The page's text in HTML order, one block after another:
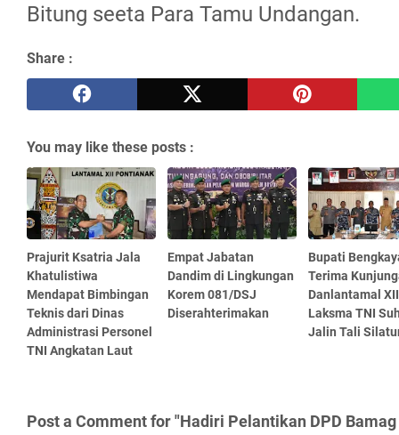
Bitung seeta Para Tamu Undangan.
Share :
You may like these posts :
Prajurit Ksatria Jala
Khatulistiwa
Mendapat Bimbingan
Teknis dari Dinas
Administrasi Personel
TNI Angkatan Laut
Empat Jabatan
Dandim di Lingkungan
Korem 081/DSJ
Diserahterimakan
Bupati
Terima
Danlantamal XII
Laksma TNI
Jalin Tali
Post a Comment for "Hadiri Pelantikan DPD